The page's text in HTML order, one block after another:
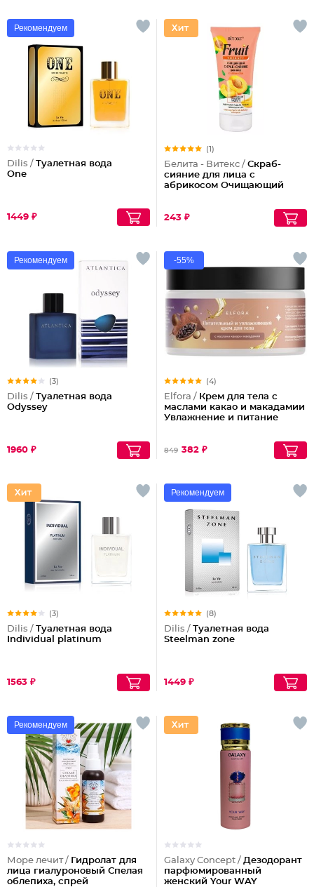
Рекомендуем
Dilis / Туалетная вода
One
1449 ₽
(1)
Белита - Витекс / Скраб-
сияние для лица с
абрикосом Очищающий
243 ₽
Рекомендуем
(3)
Dilis / Туалетная вода
Odyssey
1960 ₽
-55%
(4)
Elfora / Крем для тела с
маслами какао и макадамии
Увлажнение и питание
849 382 ₽
(3)
Dilis / Туалетная вода
Individual platinum
1563 ₽
Рекомендуем
(8)
Dilis / Туалетная вода
Steelman zone
1449 ₽
Рекомендуем
Море лечит / Гидролат для
лица гиалуроновый Спелая
облепиха, спрей
Galaxy Concept / Дезодорант
парфюмированный
женский Your WAY